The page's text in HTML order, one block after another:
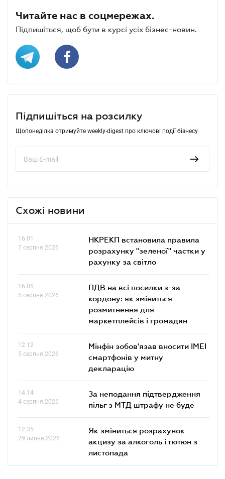
Читайте нас в соцмережах.
Підпишіться, щоб бути в курсі усіх бізнес-новин.
Підпишіться на розсилку
Щопонеділка отримуйте weekly-digest про ключові події бізнесу
Схожі новини
16.01
7 серпня 2026
НКРЕКП встановила правила
розрахунку "зеленої" частки у
рахунку за світло
16.05
5 серпня 2026
ПДВ на всі посилки з-за
кордону: як зміниться
розмитнення для
маркетплейсів і громадян
12.12
5 серпня 2026
Мінфін зобов'язав вносити IMEI
смартфонів у митну
декларацію
14.14
4 серпня 2026
За неподання підтвердження
пільг з МТД штрафу не буде
12.35
29 липня 2026
Як зміниться розрахунок
акцизу за алкоголь і тютюн з
листопада